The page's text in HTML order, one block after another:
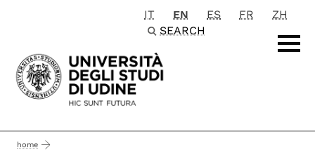
Passa al contenuto principale
IT EN ES FR
ZH
SEARCH
home